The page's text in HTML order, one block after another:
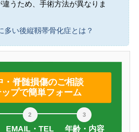
うため、手術方法が異なりま
多い後縦靱帯骨化症とは？
・脊髄損傷のご相談
プで簡単フォーム
EMAIL・TEL 年齢・内容